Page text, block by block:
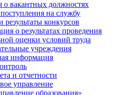
о вакантных должностях
на службу
результаты конкурсов
о результатах проведения
оценки условий труда
учреждения
информация
и отчетности
управление
образования»